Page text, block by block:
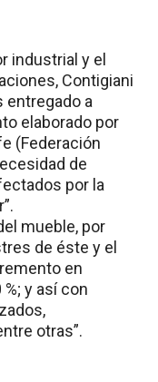
industrial y el
Contigiani
entregado a
elaborado por
(Federación
de
por la
mueble, por
de éste y el
en
y así con
otras”.